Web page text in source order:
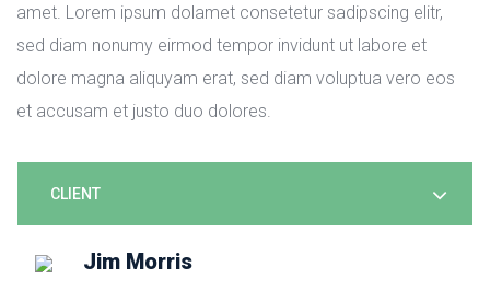
amet. Lorem ipsum dolamet consetetur sadipscing elitr,
ed diam nonumy eirmod tempor invidunt ut labore et
dolore magna aliquyam erat, sed diam voluptua vero eos
et accusam et justo duo dolores.
CLIENT
Jim Morri